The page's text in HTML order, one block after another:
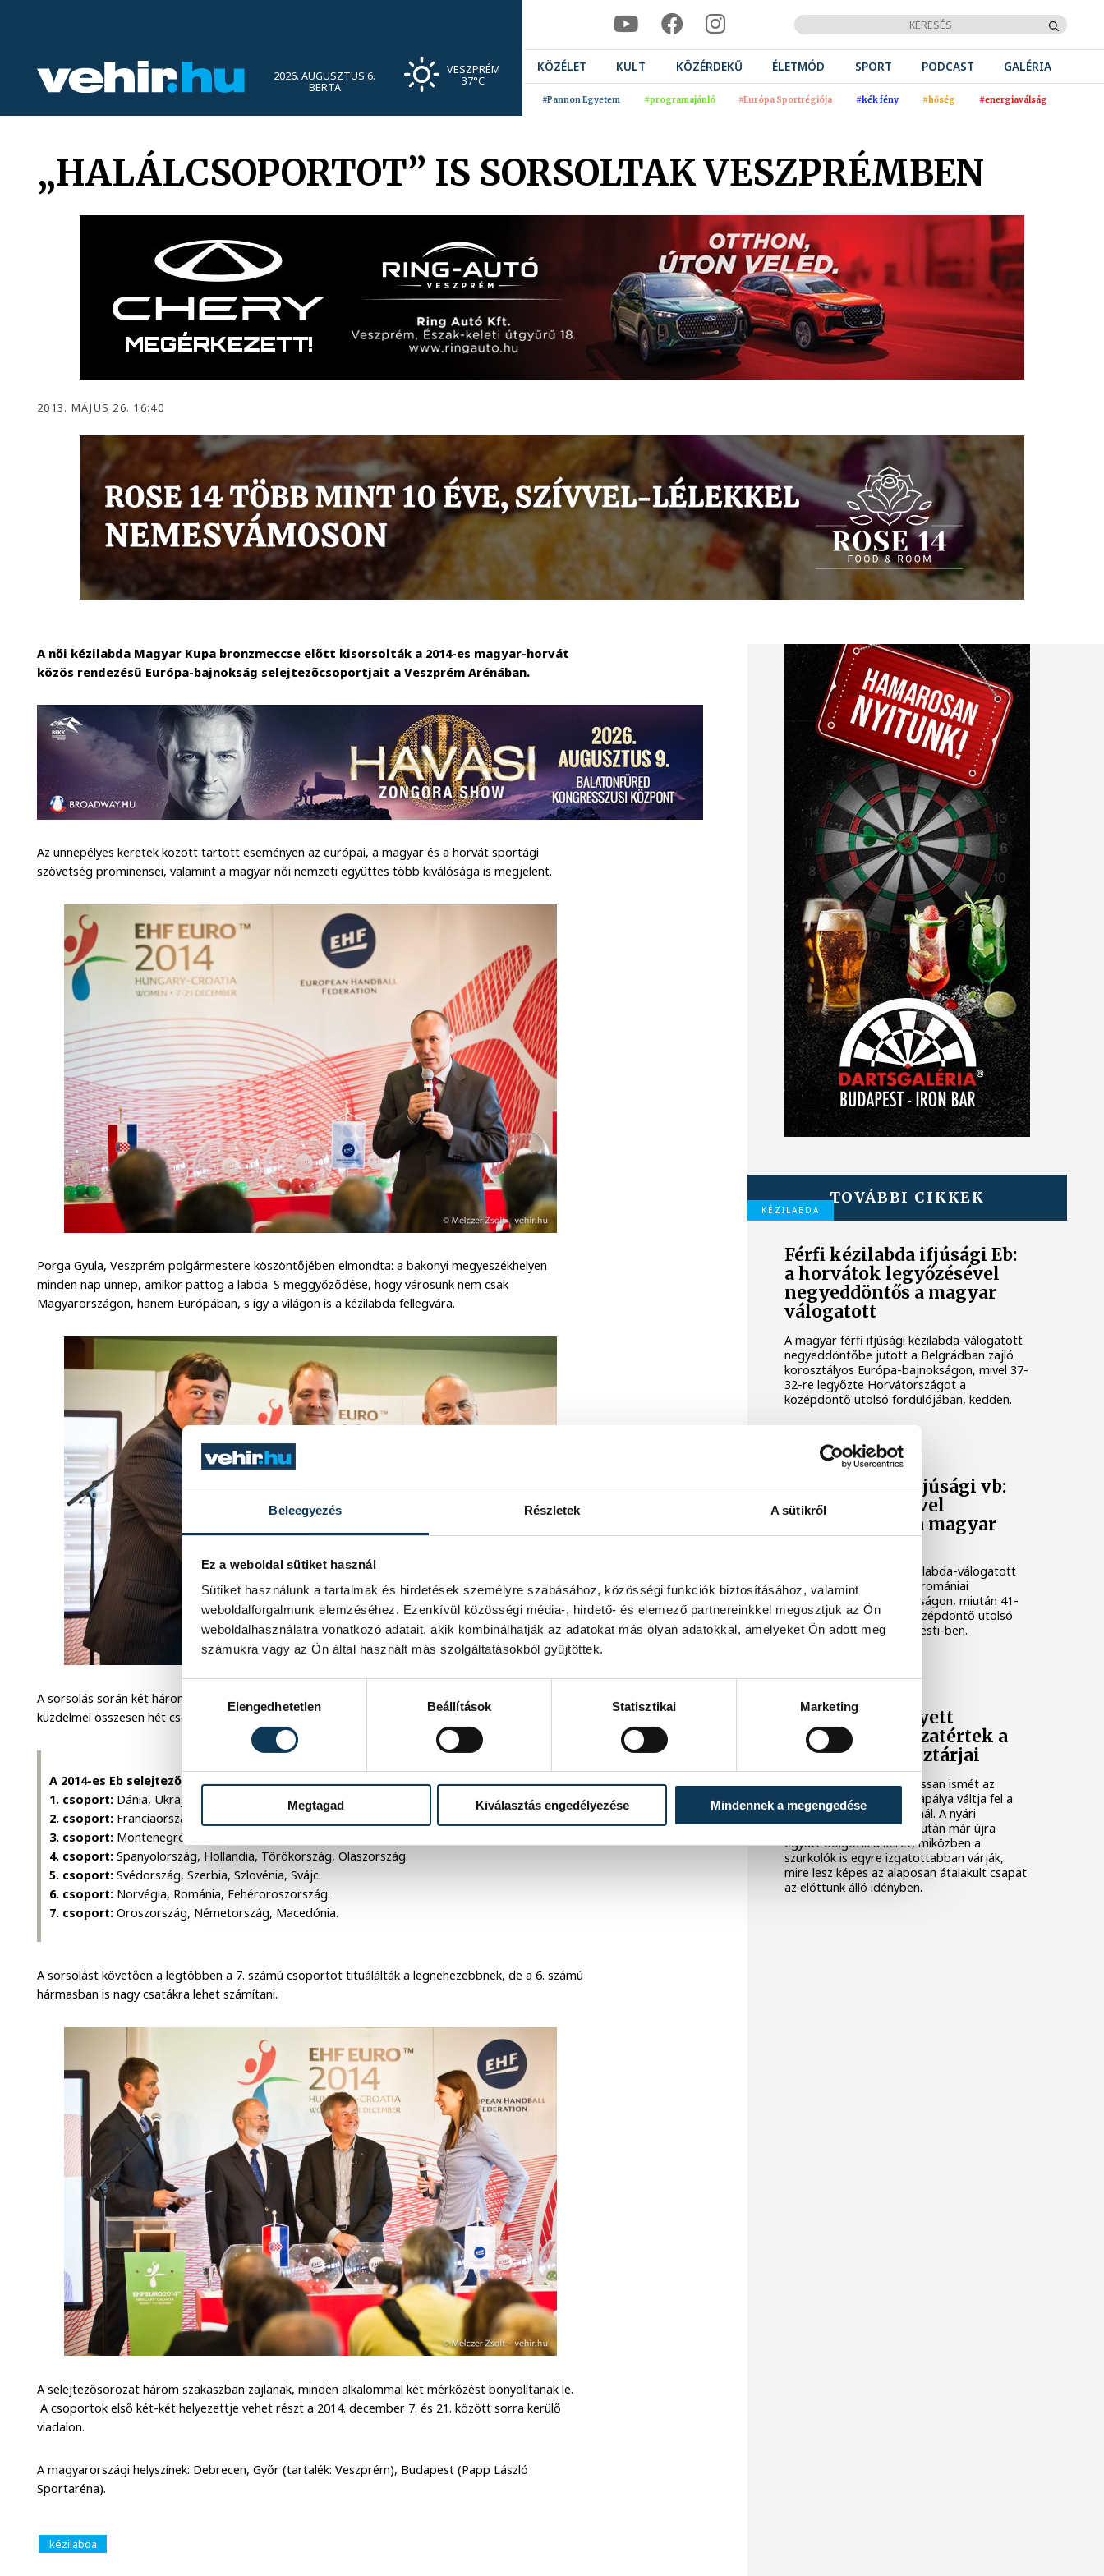
Beleegyezés Részletek A sütikről
Ez a weboldal sütiket használ
Sütiket használunk a tartalmak és hirdetések személyre szabásához, közösségi funkciók biztosításához, valamint
weboldalforgalmunk elemzéséhez. Ezenkívül közösségi média-, hirdető- és elemező partnereinkkel megosztjuk az Ön
weboldalhasználatra vonatkozó adatait, akik kombinálhatják az adatokat más olyan adatokkal, amelyeket Ön adott meg
számukra vagy az Ön által használt más szolgáltatásokból gyűjtöttek.
Elengedhetetlen
Beállítások Statisztikai Marketing
Megtagad Kiválasztás engedélyezése Mindennek a megengedése
2026. AUGUSZTUS 6.
BERTA
VESZPRÉM
37°C
KÖZÉLET KULT KÖZÉRDEKŰ ÉLETMÓD SPORT PODCAST GALÉRIA
#Pannon Egyetem #programajánló #Európa Sportrégiója #kék fény #hőség #energiaválság
„HALÁLCSOPORTOT” IS SORSOLTAK VESZPRÉMBEN
2013. MÁJUS 26. 16:40
A női kézilabda Magyar Kupa bronzmeccse előtt kisorsolták a 2014-es magyar-horvát
közös rendezésű Európa-bajnokság selejtezőcsoportjait a Veszprém Arénában.
Az ünnepélyes keretek között tartott eseményen az európai, a magyar és a horvát sportági
szövetség prominensei, valamint a magyar női nemzeti együttes több kiválósága is megjelent.
Porga Gyula, Veszprém polgármestere köszöntőjében elmondta: a bakonyi megyeszékhelyen
minden nap ünnep, amikor pattog a labda. S meggyőződése, hogy városunk nem csak
Magyarországon, hanem Európában, s így a világon is a kézilabda fellegvára.
A sorsolás során két háromcsapatos és öt négycsapatos csoportot alakítottak ki. A selejtezők
küzdelmei összesen hét csoportban zajlanak majd.
A 2014-es Eb selejtezőcsoportjai
1. csoport: Dánia, Ukrajna, Ausztria, Litvánia.
2. csoport: Franciaország, Izland, Szlovákia, Finnország.
3. csoport: Montenegró, Csehország, Lengyelország, Portugália.
4. csoport: Spanyolország, Hollandia, Törökország, Olaszország.
5. csoport:Svédország, Szerbia, Szlovénia, Svájc.
6. csoport: Norvégia, Románia, Fehéroroszország.
7. csoport: Oroszország, Németország, Macedónia.
A sorsolást követően a legtöbben a 7. számú csoportot tituálálták a legnehezebbnek, de a 6. számú
hármasban is nagy csatákra lehet számítani.
A selejtezősorozat három szakaszban zajlanak, minden alkalommal két mérkőzést bonyolítanak le.
A csoportok első két-két helyezettje vehet részt a 2014. december 7. és 21. között sorra kerülő
viadalon.
A magyarországi helyszínek: Debrecen, Győr (tartalék: Veszprém), Budapest (Papp László
Sportaréna).
kézilabda
TOVÁBBI CIKKEK
KÉZILABDA
Férfi kézilabda ifjúsági Eb:
a horvátok legyőzésével
negyeddöntős a magyar
válogatott
A magyar férfi ifjúsági kézilabda-válogatott
negyeddöntőbe jutott a Belgrádban zajló
korosztályos Európa-bajnokságon, mivel 37-
32-re legyőzte Horvátországot a
középdöntő utolsó fordulójában, kedden.
Női kézilabda ifjúsági vb:
Kína legyőzésével
negyeddöntős a magyar
válogatott
A magyar női ifjúsági kézilabda-válogatott
negyeddöntőbe jutott a romániai
korosztályos világbajnokságon, miután 41-
36-ra legyőzte Kínát a középdöntő utolsó
fordulójában, kedden Pitesti-ben.
Tengerpart helyett
edzőterem: visszatértek a
One Veszprém sztárjai
A tengerparti pihenést lassan ismét az
edzőterem és a kézilabdapálya váltja fel a
One Veszprém játékosainál. A nyári
szabadság utolsó napjai után már újra
együtt dolgozik a keret, miközben a
szurkolók is egyre izgatottabban várják,
mire lesz képes az alaposan átalakult csapat
az előttünk álló idényben.